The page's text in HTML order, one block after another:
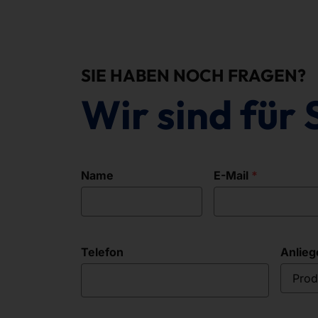
SIE HABEN NOCH FRAGEN?
Wir sind für
Name E-Mail
Telefon